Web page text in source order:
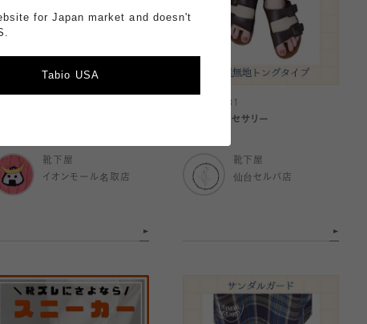
靴下屋
イオンモール名取店
2026.07.31
足元のアクセサリー
靴下屋
仙台セルバ店
for Japan market and doesn't
Tabio USA